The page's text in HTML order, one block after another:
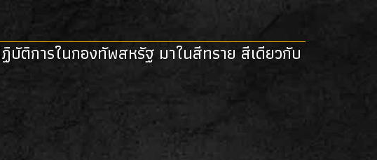
ติการในกองทัพสหรัฐ มาในสีทราย สีเดียวกับ